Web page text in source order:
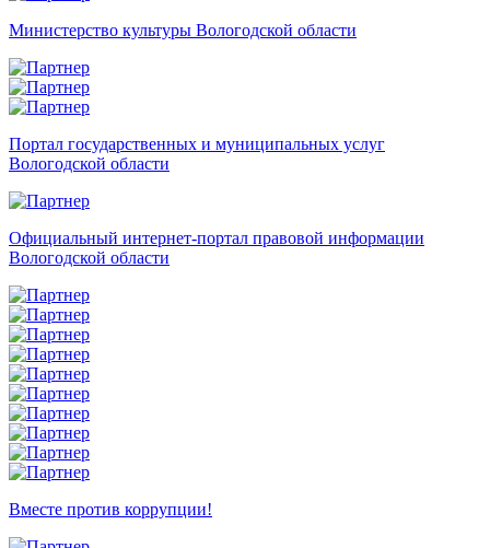
Министерство культуры Вологодской области
Портал государственных и муниципальных услуг
Вологодской области
Официальный интернет-портал правовой информации
Вологодской области
Вместе против коррупции!